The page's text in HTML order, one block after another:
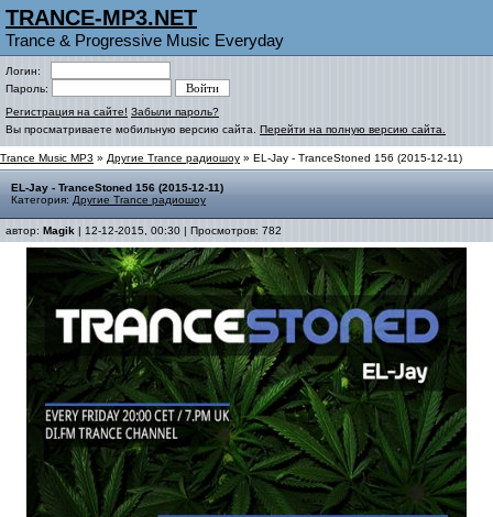
TRANCE-MP3.NET
Trance & Progressive Music Everyday
Логин:
Пароль:
Регистрация на сайте! Забыли пароль?
Вы просматриваете мобильную версию сайта. Перейти на полную версию сайта.
Trance Music MP3 » Другие Trance радиошоу » EL-Jay - TranceStoned 156 (2015-12-11)
EL-Jay - TranceStoned 156 (2015-12-11)
Категория: Другие Trance радиошоу
автор: Magik | 12-12-2015, 00:30 | Просмотров: 782